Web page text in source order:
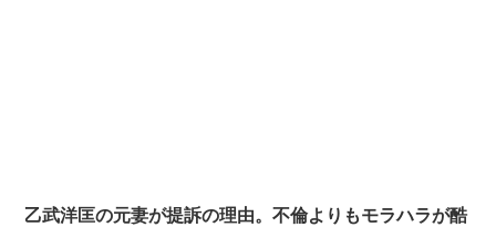
乙武洋匡の元妻が提訴の理由。不倫よりもモラハラが酷